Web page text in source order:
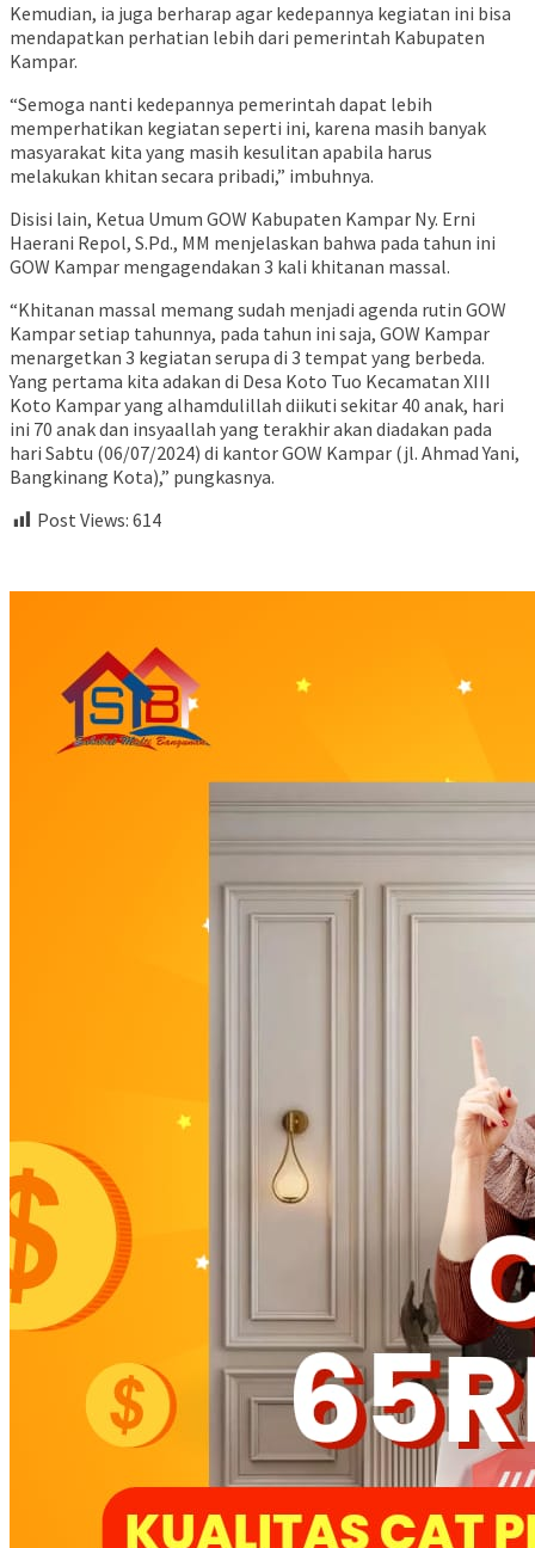
Kemudian, ia juga berharap agar kedepannya kegiatan ini bisa
mendapatkan perhatian lebih dari pemerintah Kabupaten
Kampar.
“Semoga nanti kedepannya pemerintah dapat lebih
memperhatikan kegiatan seperti ini, karena masih banyak
masyarakat kita yang masih kesulitan apabila harus
melakukan khitan secara pribadi,” imbuhnya.
Disisi lain, Ketua Umum GOW Kabupaten Kampar Ny. Erni
Haerani Repol, S.Pd., MM menjelaskan bahwa pada tahun ini
GOW Kampar mengagendakan 3 kali khitanan massal.
“Khitanan massal memang sudah menjadi agenda rutin GOW
Kampar setiap tahunnya, pada tahun ini saja, GOW Kampar
menargetkan 3 kegiatan serupa di 3 tempat yang berbeda.
Yang pertama kita adakan di Desa Koto Tuo Kecamatan XIII
Koto Kampar yang alhamdulillah diikuti sekitar 40 anak, hari
ini 70 anak dan insyaallah yang terakhir akan diadakan pada
hari Sabtu (06/07/2024) di kantor GOW Kampar (jl. Ahmad Yani,
Bangkinang Kota),” pungkasnya.
Post Views: 614